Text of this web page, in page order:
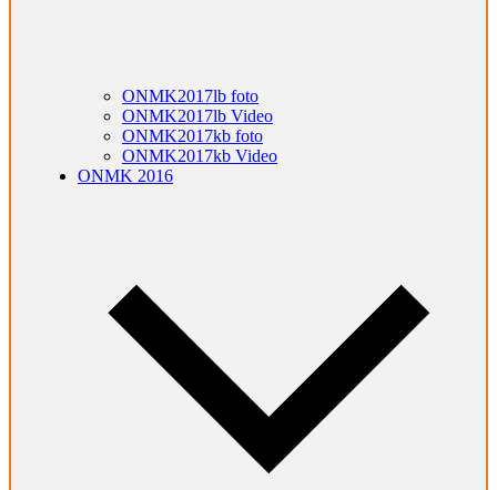
ONMK2017lb foto
ONMK2017lb Video
ONMK2017kb foto
ONMK2017kb Video
ONMK 2016